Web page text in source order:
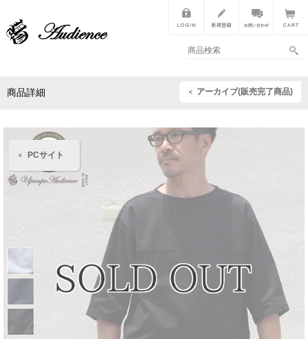
PCサイト
商品詳細 アーカイブ(販売完了商品)